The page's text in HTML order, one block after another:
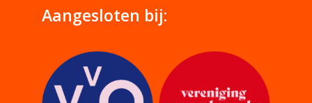
Aangesloten bij: